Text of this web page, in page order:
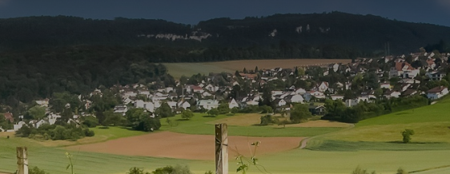
Anmelden Registrieren
Jetzt starten